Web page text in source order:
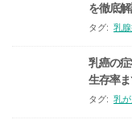
を徹底解
タグ: 乳
乳癌の
生存率ま
タグ: 乳が